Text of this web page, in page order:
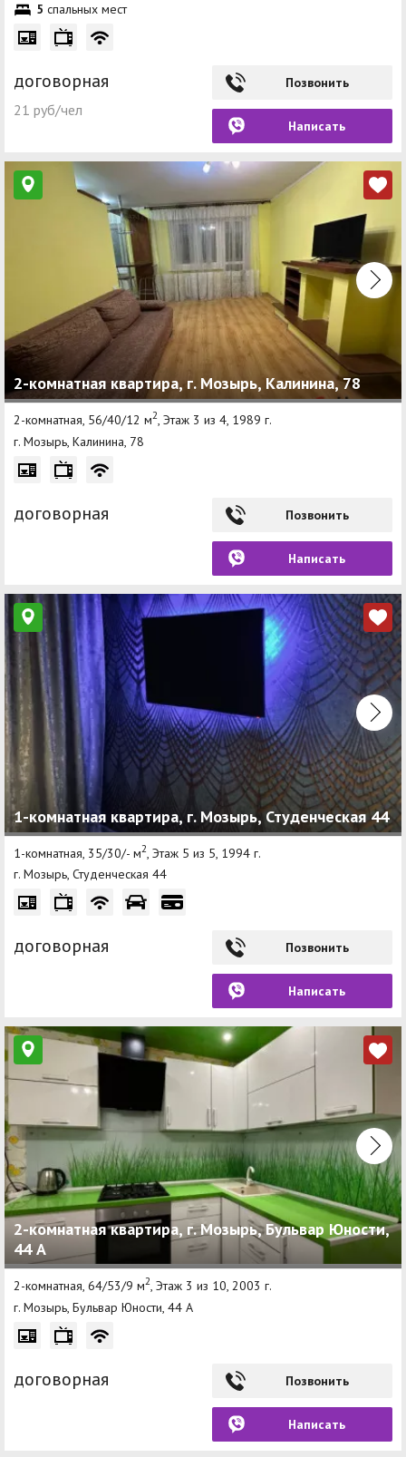
5 спальных мест
договорная
21 руб/чел
Позвонить
Написать
2-комнатная квартира, г. Мозырь, Калинина, 78
2-комнатная, 56/40/12 м2, Этаж 3 из 4, 1989 г.
г. Мозырь, Калинина, 78
договорная Позвонить
Написать
1-комнатная квартира, г. Мозырь, Студенческая 44
1-комнатная, 35/30/- м2 , Этаж 5 из 5, 1994 г.
г. Мозырь, Студенческая 44
договорная Позвонить
Написать
2-комнатная квартира, г. Мозырь, Бульвар Юности,
44 А
2-комнатная, 64/53/9 м2, Этаж 3 из 10, 2003 г.
г. Мозырь, Бульвар Юности, 44 А
договорная Позвонить
Написать